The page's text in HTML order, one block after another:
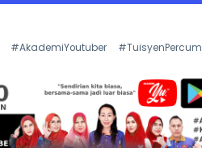
#AkademiYoutuber